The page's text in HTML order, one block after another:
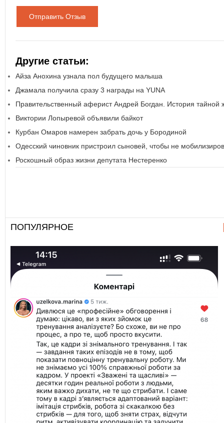
Отправить Отзыв
Другие статьи:
Айза Анохина узнала пол будущего малыша
Джамала получила сразу 3 награды на YUNA
Правительственный аферист Андрей Богдан. История тайной
Виктории Лопыревой объявили байкот
Курбан Омаров намерен забрать дочь у Бородиной
Одесский чиновник пристроил сыновей, чтобы не
Роскошный образ жизни депутата Нестеренко
ПОПУЛЯРНОЕ